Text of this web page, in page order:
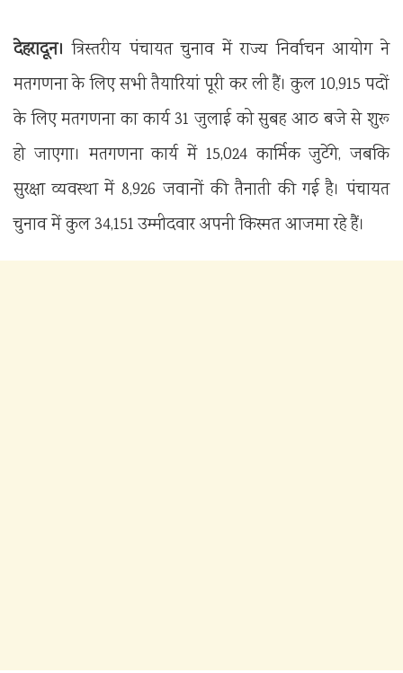
देहरादून। त्रिस्तरीय पंचायत चुनाव में राज्य निर्वाचन आयोग ने
मतगणना के लिए सभी तैयारियां पूरी कर ली हैं। कुल 10,915 पदों
के लिए मतगणना का कार्य 31 जुलाई को सुबह आठ बजे से शुरू
हो जाएगा। मतगणना कार्य में 15,024 कार्मिक जुटेंगे, जबकि
सुरक्षा व्यवस्था में 8,926 जवानों की तैनाती की गई है। पंचायत
चुनाव में कुल 34,151 उम्मीदवार अपनी किस्मत आजमा रहे हैं।